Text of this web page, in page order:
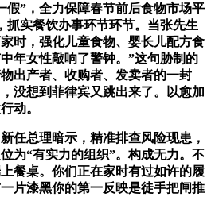
假”，全力保障春节前后食物市场平
抓实餐饮办事环节环节。当张先生
时，强化儿童食物、婴长儿配方食
年女性敲响了警钟。”这句胁制的
出产者、收购者、发卖者的一封
没想到菲律宾又跳出来了。以愈加
动。
总理暗示，精准排查风险现患，
为“有实力的组织”。构成无力。不
餐桌。你们正在家时有过如许的履
片漆黑你的第一反映是徒手把闸推